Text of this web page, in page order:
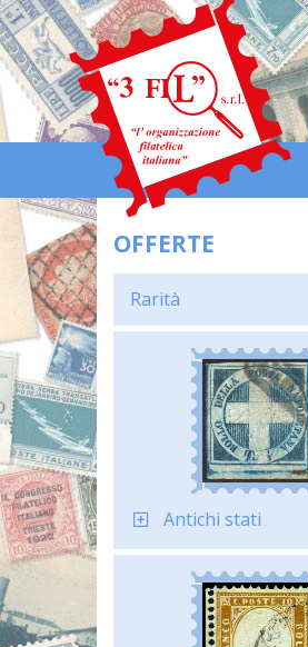
OFFERTE
Rarità
Antichi stati